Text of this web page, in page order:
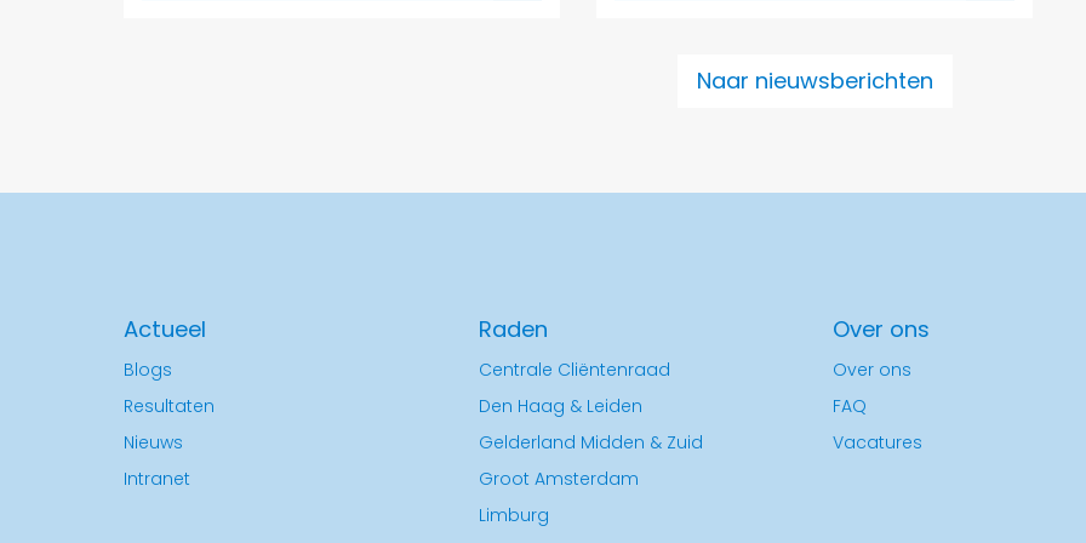
Naar nieuwsberichten
Actueel
Blogs
Resultaten
Nieuws
Intranet
Raden
Centrale Cliëntenraad
Den Haag & Leiden
Gelderland Midden & Zuid
Groot Amsterdam
Limburg
Over ons
Over ons
FAQ
Vacatures